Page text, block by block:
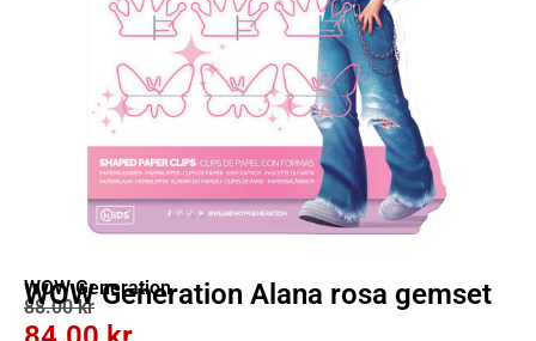
WOW Generation
WOW Generation Alana rosa gemset
88.00kr